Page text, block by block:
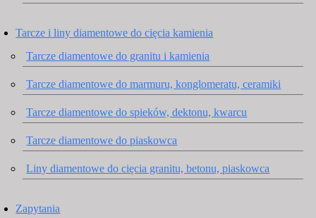
Tarcze i liny diamentowe do cięcia kamienia
Tarcze diamentowe do granitu i kamienia
Tarcze diamentowe do marmuru, konglomeratu, ceramiki
Tarcze diamentowe do spieków, dektonu, kwarcu
Tarcze diamentowe do piaskowca
Liny diamentowe do cięcia granitu, betonu, piaskowca
Zapytania